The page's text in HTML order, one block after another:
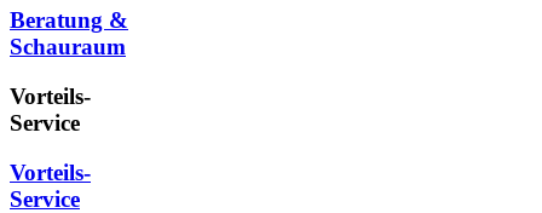
Beratung &
Schauraum
Vorteils-
Service
Vorteils-
Service